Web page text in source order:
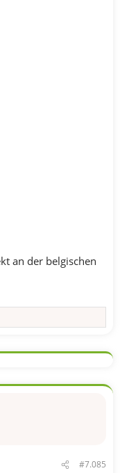
an der belgischen
#7.085